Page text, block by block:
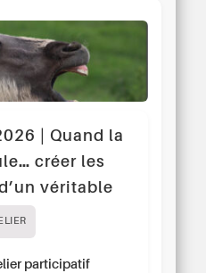
| Quand la
créer les
véritable
participatif